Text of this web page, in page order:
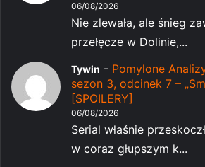
06/08/2026
Nie zlewała, ale śnieg
przełęcze w Dolinie,...
Tywin - Pomylone
sezon 3, odcinek 7 –
[SPOILERY]
06/08/2026
Serial właśnie
w coraz głupszym k...